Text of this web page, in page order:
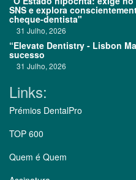
SNS e explora
cheque-dentista"
31 Julho, 2026
“Elevate Dentistry - Lisbon
sucesso
31 Julho, 2026
Links:
Prémios DentalPro
TOP 600
Quem é Quem